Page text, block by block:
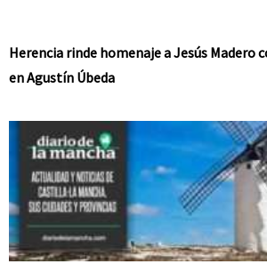
Herencia rinde homenaje a Jesús Madero
en Agustín Úbeda